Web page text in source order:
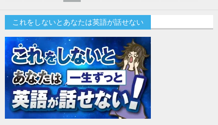
これをしないとあなたは英語が話せない